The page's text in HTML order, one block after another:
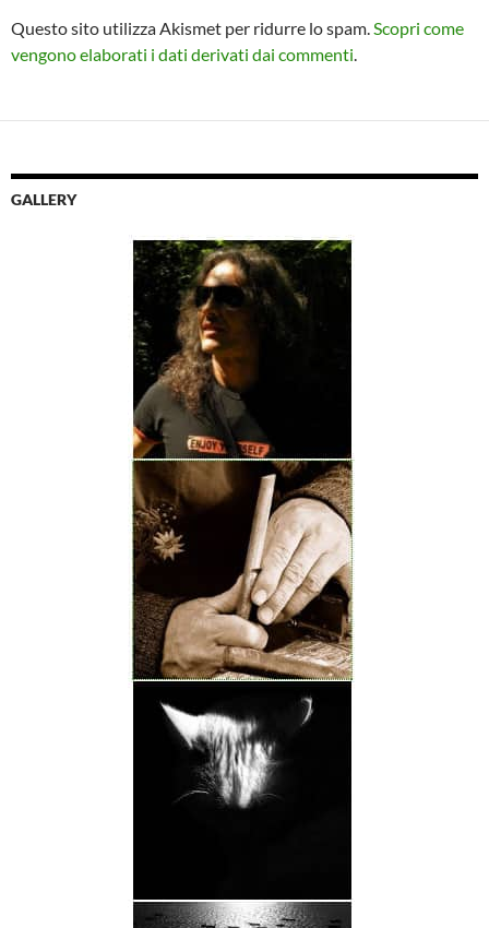
Questo sito utilizza Akismet per ridurre lo spam. Scopri come
vengono elaborati i dati derivati dai commenti
GALLERY